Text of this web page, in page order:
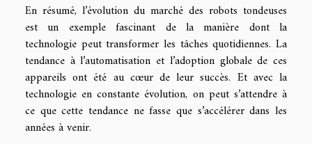
En résumé, l’évolution du marché des robots tondeuses
est un exemple fascinant de la manière dont la
technologie peut transformer les tâches quotidiennes. La
tendance à l’automatisation et l’adoption globale de ces
appareils ont été au cœur de leur succès. Et avec la
technologie en constante évolution, on peut s’attendre à
ce que cette tendance ne fasse que s’accélérer dans les
années à venir.